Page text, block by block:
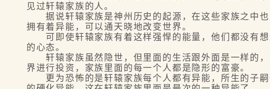
见过轩辕家族的人。
据说轩辕家族是神州历史的起源，在这些家族之中也
拥有着异能，可以通天晓地改变世界。
可即使轩辕家族有着这样强悍的能量，他们都没有想
的心态。
轩辕家族虽然隐世，但里面的生活跟外面是一样的，
界进行投资，家族里面的每一个人都是隐形的富豪。
更为恐怖的是轩辕家族每个人都有异能，所生的子嗣